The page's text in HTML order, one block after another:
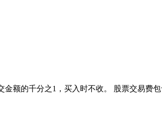
额的千分之1，买入时不收。 股票交易费